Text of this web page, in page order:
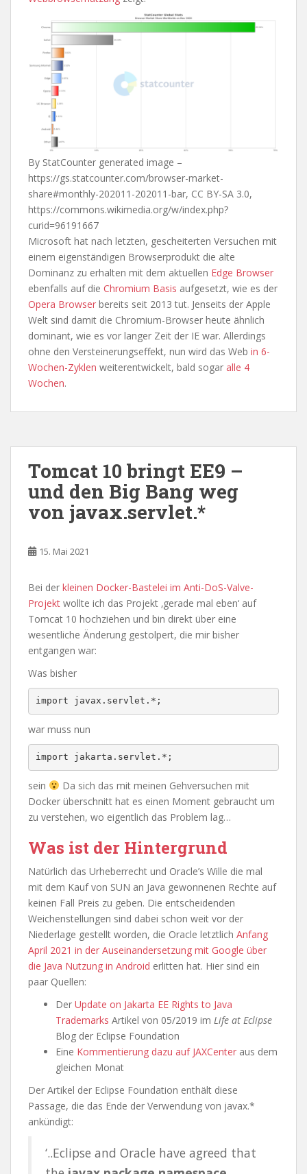
By StatCounter generated image –
https://gs.statcounter.com/browser-market-
share#monthly-202011-202011-bar, CC BY-SA 3.0,
https://commons.wikimedia.org/w/index.php?
curid=96191667
Microsoft hat nach letzten, gescheiterten Versuchen mit
einem eigenständigen Browserprodukt die alte
Dominanz zu erhalten mit dem aktuellen Edge Browser
ebenfalls auf die Chromium Basis aufgesetzt, wie es der
Opera Browser bereits seit 2013 tut. Jenseits der Apple
Welt sind damit die Chromium-Browser heute ähnlich
dominant, wie es vor langer Zeit der IE war. Allerdings
ohne den Versteinerungseffekt, nun wird das Web in 6-
Wochen-Zyklen weiterentwickelt, bald sogar alle 4
Wochen.
Tomcat 10 bringt EE9 –
und den Big Bang weg
von javax.servlet.*
15. Mai 2021
Bei der kleinen Docker-Bastelei im Anti-DoS-Valve-
Projekt wollte ich das Projekt ‚gerade mal eben‘ auf
Tomcat 10 hochziehen und bin direkt über eine
wesentliche Änderung gestolpert, die mir bisher
entgangen war:
Was bisher
import javax.servlet.*;
war muss nun
import jakarta.servlet.*;
sein
Da sich das mit meinen Gehversuchen mit
Docker überschnitt hat es einen Moment gebraucht um
zu verstehen, wo eigentlich das Problem lag…
Was ist der Hintergrund
Natürlich das Urheberrecht und Oracle’s Wille die mal
mit dem Kauf von SUN an Java gewonnenen Rechte auf
keinen Fall Preis zu geben. Die entscheidenden
Weichenstellungen sind dabei schon weit vor der
Niederlage gestellt worden, die Oracle letztlich Anfang
April 2021 in der Auseinandersetzung mit Google über
die Java Nutzung in Android erlitten hat. Hier sind ein
paar Quellen:
Der Update on Jakarta EE Rights to Java
Trademarks Artikel von 05/2019 im Life at Eclipse
Blog der Eclipse Foundation
Eine Kommentierung dazu auf JAXCenter aus dem
gleichen Monat
Der Artikel der Eclipse Foundation enthält diese
Passage, die das Ende der Verwendung von javax.*
ankündigt:
‘..Eclipse and Oracle have agreed that